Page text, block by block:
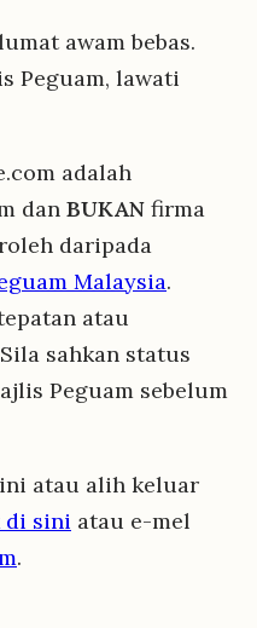
awam bebas.
Peguam, lawati
adalah
dan BUKAN firma
daripada
Malaysia.
atau
sahkan status
Peguam sebelum
atau alih keluar
sini atau e-mel
.